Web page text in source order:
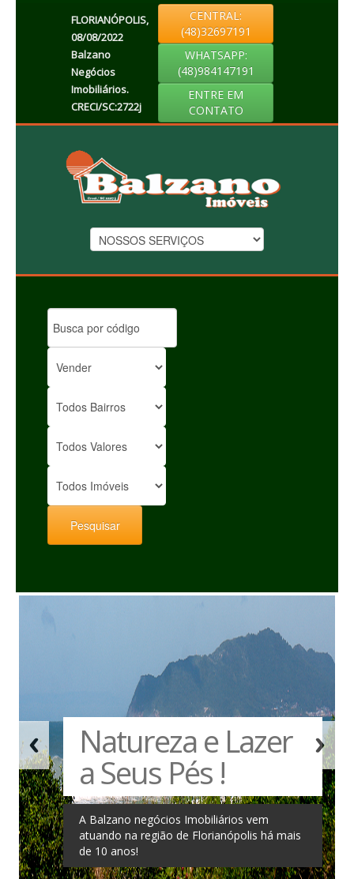
FLORIANÓPOLIS,
08/08/2022
Balzano
Negócios
Imobiliários.
CRECI/SC:2722j
CENTRAL:
(48)32697191
WHATSAPP:
(48)984147191
ENTRE EM
CONTATO
Natureza e Lazer
a Seus Pés !
A Balzano negócios Imobiliários vem
atuando na região de Florianópolis há mais
de 10 anos!